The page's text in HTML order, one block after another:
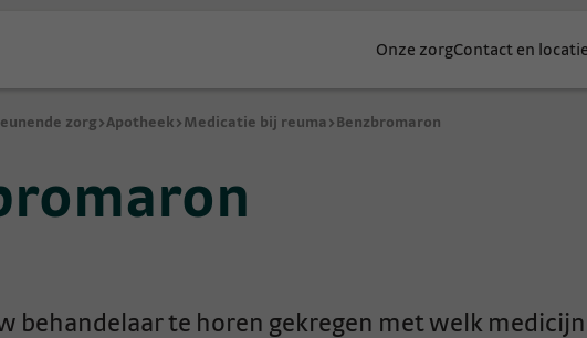
Onze zorgContact en
zorg >Apotheek > Medicatie bij reuma > Benzbromaron
behandelaar te horen gekregen met welk